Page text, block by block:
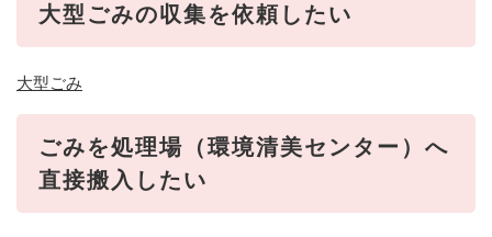
大型ごみの収集を依頼したい
大型ごみ
ごみを処理場（環境清美センター）へ
直接搬入したい